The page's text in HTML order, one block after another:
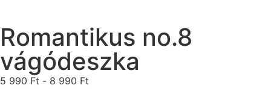
Romantikus no.8
vágódeszka
5 990 Ft - 8 990 Ft